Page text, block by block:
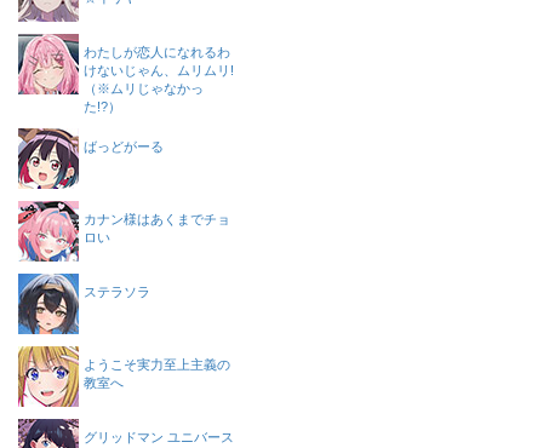
わたしが恋人になれるわ
けないじゃん、ムリムリ!
（※ムリじゃなかっ
た!?）
ばっどがーる
カナン様はあくまでチョ
ロい
ステラソラ
ようこそ実力至上主義の
教室へ
グリッドマン ユニバース